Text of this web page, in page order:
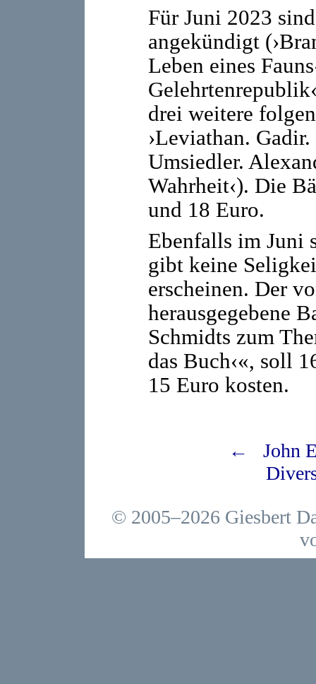
Für Juni 2023
angekündigt
Leben eines
drei weitere
›Leviathan.
Umsiedler.
Wahrheit‹). Die
und 18 Euro.
Ebenfalls im Juni
gibt keine
erscheinen. Der
herausgegebene
Schmidts zum
das Buch‹«, soll
15 Euro kosten.
← John
© 2005–2026 Giesbert